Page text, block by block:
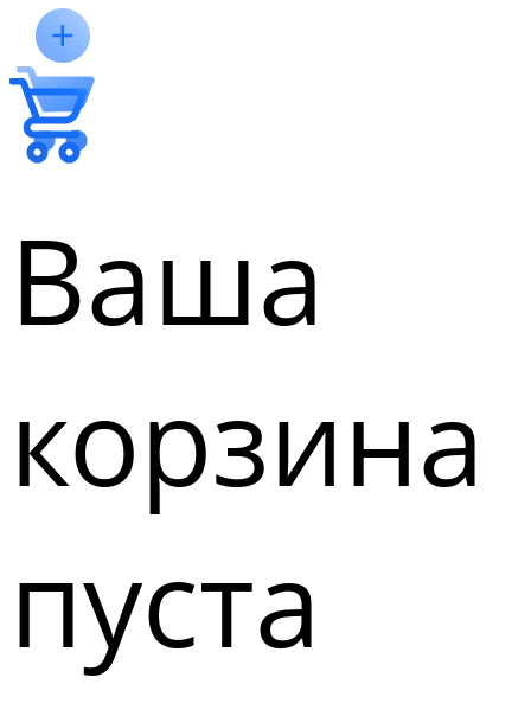
Ваша
корзина
пуста